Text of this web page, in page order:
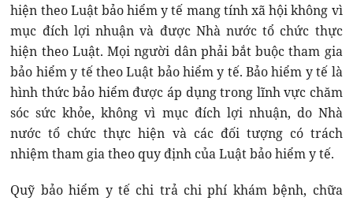
hiện theo Luật bảo hiểm y tế mang tính xã hội không vì
mục đích lợi nhuận và được Nhà nước tổ chức thực
hiện theo Luật. Mọi người dân phải bắt buộc tham gia
bảo hiểm y tế theo Luật bảo hiểm y tế. Bảo hiểm y tế là
hình thức bảo hiểm được áp dụng trong lĩnh vực chăm
sóc sức khỏe, không vì mục đích lợi nhuận, do Nhà
nước tổ chức thực hiện và các đối tượng có trách
nhiệm tham gia theo quy định của Luật bảo hiểm y tế.
Quỹ bảo hiểm y tế chi trả chi phí khám bệnh, chữa